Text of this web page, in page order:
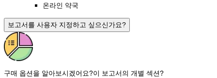
온라인 약국
보고서를 사용자 지정하고 싶으신가요?
구매 옵션을 알아보시겠어요?이 보고서의 개별 섹션?